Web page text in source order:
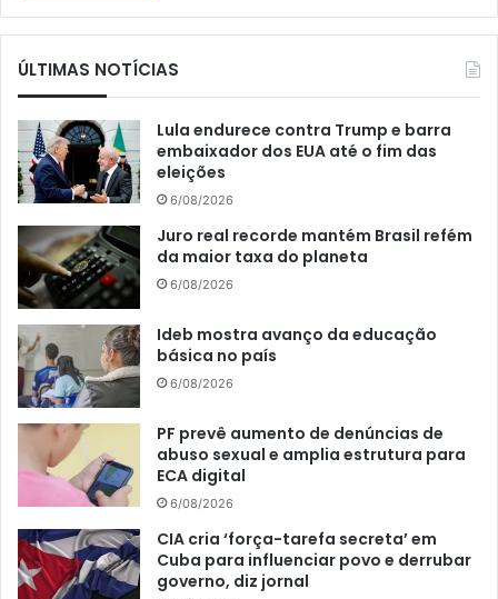
ÚLTIMAS NOTÍCIAS
Lula endurece contra Trump e barra
embaixador dos EUA até o fim das
eleições
6/08/2026
Juro real recorde mantém Brasil refém
da maior taxa do planeta
6/08/2026
Ideb mostra avanço da educação
básica no país
6/08/2026
PF prevê aumento de denúncias de
abuso sexual e amplia estrutura para
ECA digital
6/08/2026
CIA cria ‘força-tarefa secreta’ em
Cuba para influenciar povo e derrubar
governo, diz jornal